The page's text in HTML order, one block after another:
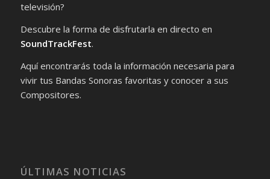
televisión?
Descubre la forma de disfrutarla en directo en
SoundTrackFest.
Aquí encontrarás toda la información necesaria para
vivir tus Bandas Sonoras favoritas y conocer a sus
Compositores.
ÚLTIMAS NOTICIAS